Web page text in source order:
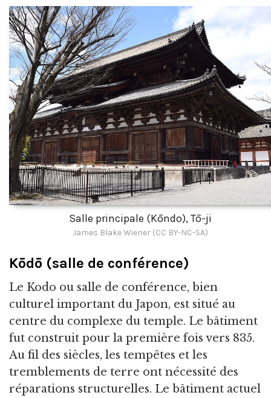
Salle principale (Kōndo), Tō-ji
James Blake Wiener (CC BY-NC-SA)
Kōdō (salle de conférence)
Le Kodo ou salle de conférence, bien
culturel important du Japon, est situé au
centre du complexe du temple. Le bâtiment
fut construit pour la première fois vers 835.
Au fil des siècles, les tempêtes et les
tremblements de terre ont nécessité des
réparations structurelles. Le bâtiment actuel